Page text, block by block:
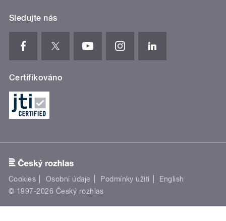
Sledujte nás
Certifikováno
Cookies Osobní údaje Podmínky užití
English
© 1997-2026 Český rozhlas